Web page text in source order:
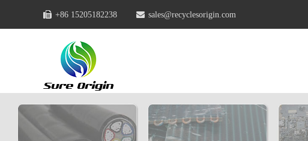
+86 15205182238 sales@recyclesorigin.com